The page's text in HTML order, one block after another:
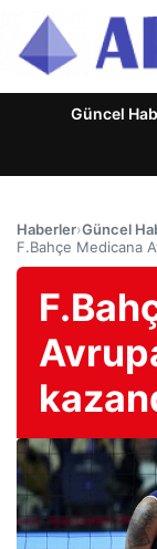
Güncel
Haberler›Güncel
F.Bahçe Medicana